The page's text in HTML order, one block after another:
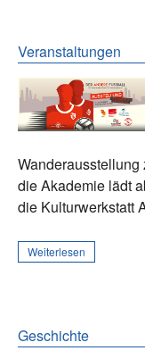
Veranstaltungen
Wanderausstellung
die Akademie lädt
die Kulturwerkstatt
Weiterlesen
Geschichte